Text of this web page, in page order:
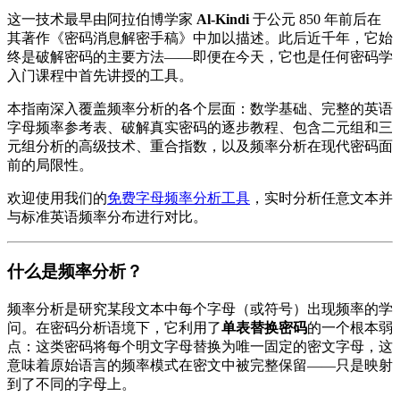
这一技术最早由阿拉伯博学家 Al-Kindi 于公元 850 年前后在
其著作《密码消息解密手稿》中加以描述。此后近千年，它始
终是破解密码的主要方法——即便在今天，它也是任何密码学
入门课程中首先讲授的工具。
本指南深入覆盖频率分析的各个层面：数学基础、完整的英语
字母频率参考表、破解真实密码的逐步教程、包含二元组和三
元组分析的高级技术、重合指数，以及频率分析在现代密码面
前的局限性。
欢迎使用我们的免费字母频率分析工具 ，实时分析任意文本并
与标准英语频率分布进行对比。
什么是频率分析？
频率分析是研究某段文本中每个字母（或符号）出现频率的学
问。在密码分析语境下，它利用了单表替换密码的一个根本弱
点：这类密码将每个明文字母替换为唯一固定的密文字母，这
意味着原始语言的频率模式在密文中被完整保留——只是映射
到了不同的字母上。